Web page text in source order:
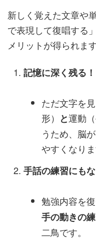
新しく覚えた文章や
で表現して復唱する
メリットが得られます
記憶に深く残る！
ただ文字を
形） と運動
うため、脳
やすくなりま
手話の練習にもな
勉強内容を
手の動きの
二鳥です。